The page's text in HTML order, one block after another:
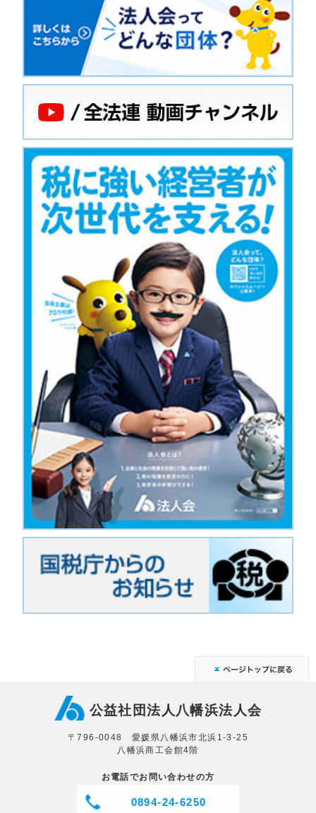
公益社団法人八幡浜法人会
〒796-0048 愛媛県八幡浜市北浜1-3-25
八幡浜商工会館4階
お電話でお問い合わせの方
0894-24-6250